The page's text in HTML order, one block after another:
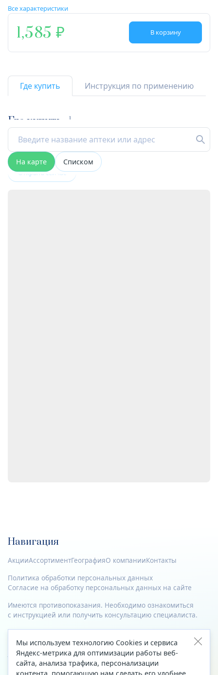
Все характеристики
1,585 В корзину
Где купить Инструкция по применению
Где купить 1
На карте Списком
Открыта сейчас
Навигация
АкцииАссортиментГеографияО компанииКонтакты
Политика обработки персональных данных
Согласие на обработку персональных данных на сайте
Имеются противопоказания. Необходимо ознакомиться
с инструкцией или получить консультацию специалиста.
© 2023—2026 Все права защищены.
Адрес
Архангельск, ул. Папанина, д. 19 (вход в здание со стороны
Мы используем технологию Cookies и сервиса
Яндекс-метрика для оптимизации работы веб-
сайта, анализа трафика, персонализации